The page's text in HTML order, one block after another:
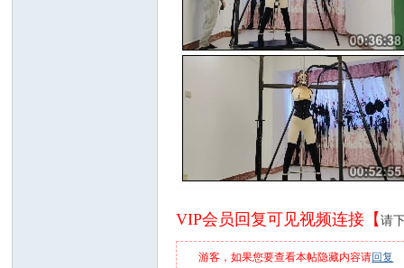
VIP会员回复可见视频连接【请
游客，如果您要查看本帖隐藏内容请回复